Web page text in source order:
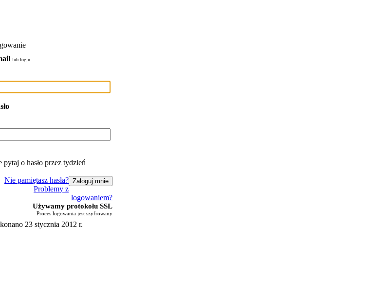
lub login
pytaj o hasło przez tydzień
Nie pamiętasz hasła?
Problemy z
logowaniem?
Używamy protokołu SSL
Proces logowania jest szyfrowany
23 stycznia 2012 r.